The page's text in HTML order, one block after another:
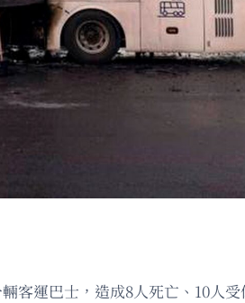
客運巴士，造成8人死亡、10人